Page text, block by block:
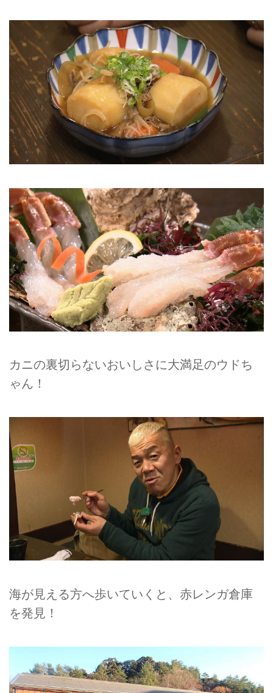
カニの裏切らないおいしさに大満足のウドち
ゃん！
海が見える方へ歩いていくと、赤レンガ倉庫
を発見！